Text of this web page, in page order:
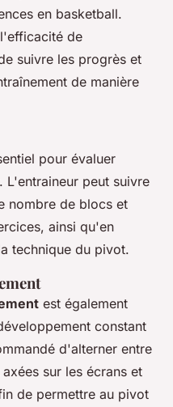
en basketball.
de
suivre les progrès et
de manière
pour évaluer
peut suivre
nombre de blocs et
ainsi qu'en
technique du pivot.
est également
constant
d'alterner entre
sur les écrans et
de permettre au pivot